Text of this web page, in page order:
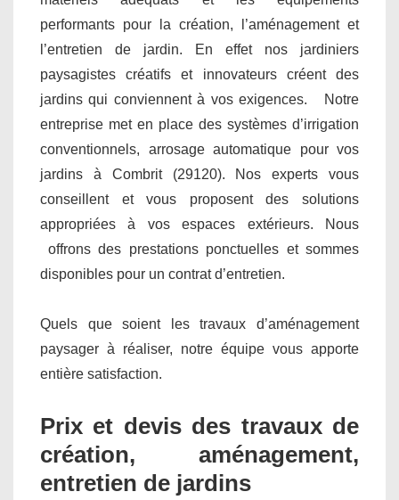
performants pour la création, l’aménagement et
l’entretien de jardin. En effet nos jardiniers
paysagistes créatifs et innovateurs créent des
jardins qui conviennent à vos exigences. Notre
entreprise met en place des systèmes d’irrigation
conventionnels, arrosage automatique pour vos
jardins à Combrit (29120). Nos experts vous
conseillent et vous proposent des solutions
appropriées à vos espaces extérieurs. Nous
offrons des prestations ponctuelles et sommes
disponibles pour un contrat d’entretien.
Quels que soient les travaux d’aménagement
paysager à réaliser, notre équipe vous apporte
entière satisfaction.
Prix et devis des travaux de
création, aménagement,
entretien de jardins